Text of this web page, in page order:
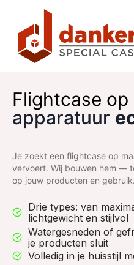
Flightcase op
apparatuur
Je zoekt een flightcase op
vervoert. Wij bouwen hem —
op jouw producten en gebruik.
Drie types: van
lichtgewicht en stijlvol
Watergesneden of
je producten sluit
Volledig in je huisstijl